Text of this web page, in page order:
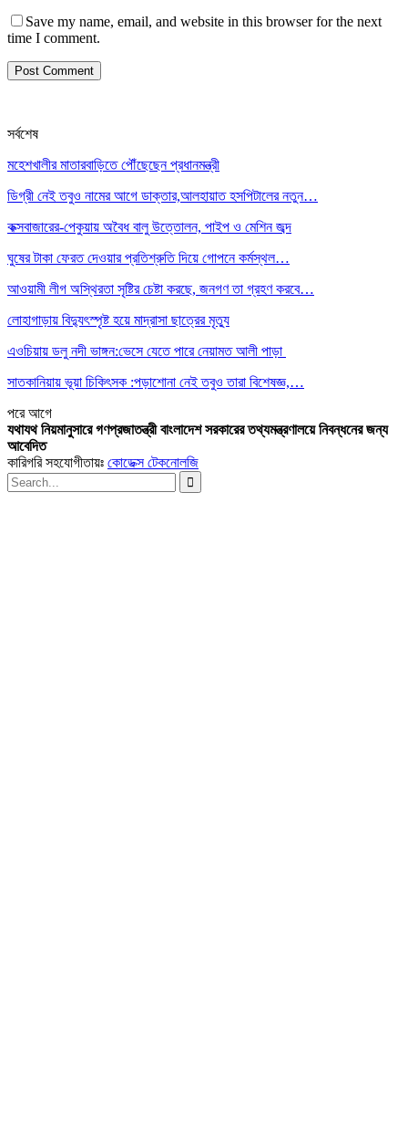
Save my name, email, and website in this browser for the next
time I comment.
সর্বশেষ
মহেশখালীর মাতারবাড়িতে পৌঁছেছেন প্রধানমন্ত্রী
ডিগ্রী নেই তবুও নামের আগে ডাক্তার,আলহায়াত হসপিটালের নতুন…
কক্সবাজারের-পেকুয়ায় অবৈধ বালু উত্তোলন, পাইপ ও মেশিন জব্দ
ঘুষের টাকা ফেরত দেওয়ার প্রতিশ্রুতি দিয়ে গোপনে কর্মস্থল…
আওয়ামী লীগ অস্থিরতা সৃষ্টির চেষ্টা করছে, জনগণ তা গ্রহণ করবে…
লোহাগাড়ায় বিদ্যুৎস্পৃষ্ট হয়ে মাদ্রাসা ছাত্রের মৃত্যু
এওচিয়ায় ডলু নদী ভাঙ্গন:ভেসে যেতে পারে নেয়ামত আলী পাড়া
সাতকানিয়ায় ভূয়া চিকিৎসক :পড়াশোনা নেই তবুও তারা বিশেষজ্ঞ,…
পরেআগে
যথাযথ নিয়মানুসারে গণপ্রজাতন্ত্রী বাংলাদেশ সরকারের তথ্যমন্ত্রণালয়ে নিবন্ধনের জন্য
আবেদিত
কারিগরি সহযোগীতায়ঃ কোডেক্স টেকনোলজি